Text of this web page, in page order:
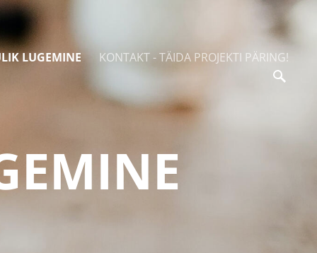
LUGEMINE KONTAKT - TÄIDA PROJEKTI PÄRING!